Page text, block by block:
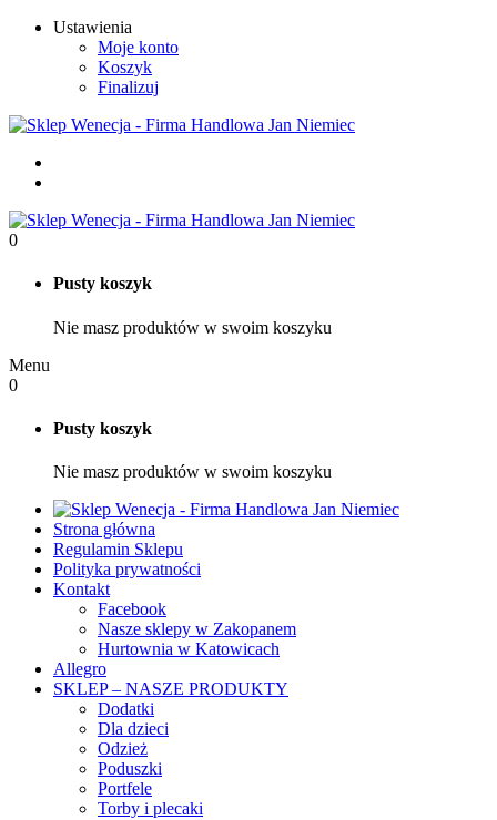
Ustawienia
Moje konto
Koszyk
Finalizuj
0
Pusty koszyk
Nie masz produktów w swoim koszyku
Menu
0
Pusty koszyk
Nie masz produktów w swoim koszyku
Strona główna
Regulamin Sklepu
Polityka prywatności
Kontakt
Facebook
Nasze sklepy w Zakopanem
Hurtownia w Katowicach
Allegro
SKLEP – NASZE PRODUKTY
Dodatki
Dla dzieci
Odzież
Poduszki
Portfele
Torby i plecaki